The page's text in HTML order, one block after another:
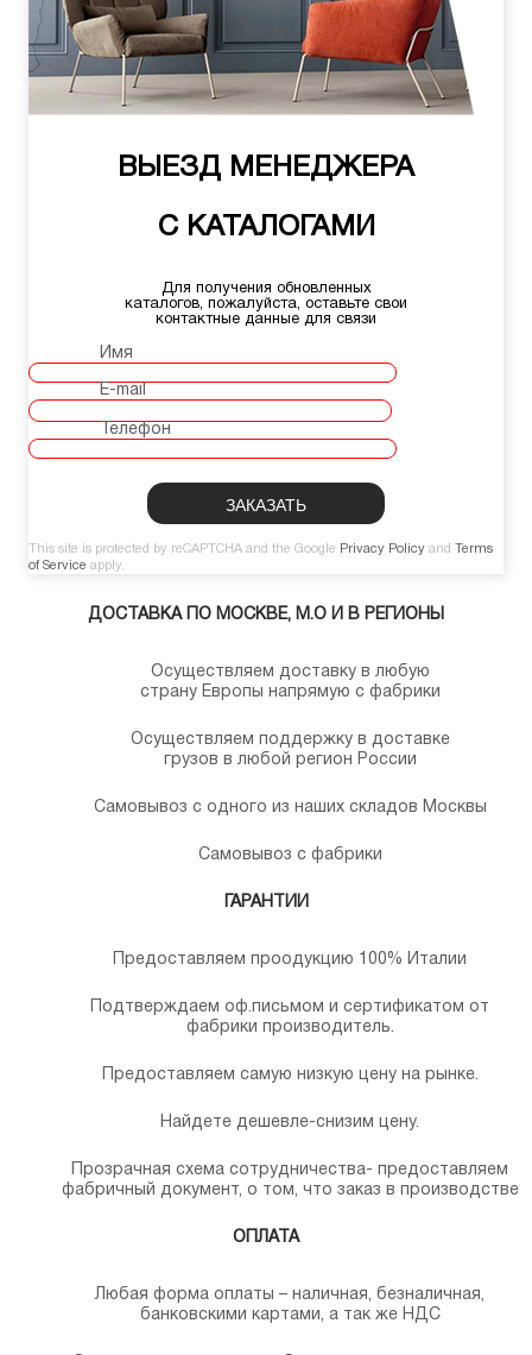
ВЫЕЗД МЕНЕДЖЕРА
С КАТАЛОГАМИ
Для получения обновленных
каталогов, пожалуйста, оставьте свои
контактные данные для связи
Имя
E-mail
Телефон
This site is protected by reCAPTCHA and the Google Privacy Policy and
Terms
of Service apply.
ДОСТАВКА ПО МОСКВЕ, М.О И В РЕГИОНЫ
Осуществляем доставку в любую
страну Европы напрямую с фабрики
Осуществляем поддержку в доставке
грузов в любой регион России
Самовывоз с одного из наших складов Москвы
Самовывоз с фабрики
ГАРАНТИИ
Предоставляем проодукцию 100% Италии
Подтверждаем оф.письмом и сертификатом от
фабрики производитель.
Предоставляем самую низкую цену на рынке.
Найдете дешевле-снизим цену.
Прозрачная схема сотрудничества- предоставляем
фабричный документ, о том, что заказ в производстве
ОПЛАТА
Любая форма оплаты – наличная, безналичная,
банковскими картами, а так же НДС